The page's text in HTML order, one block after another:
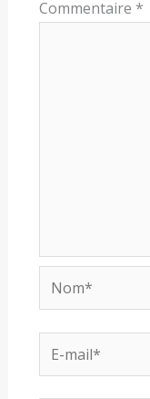
Commentaire *
Nom*
mail*